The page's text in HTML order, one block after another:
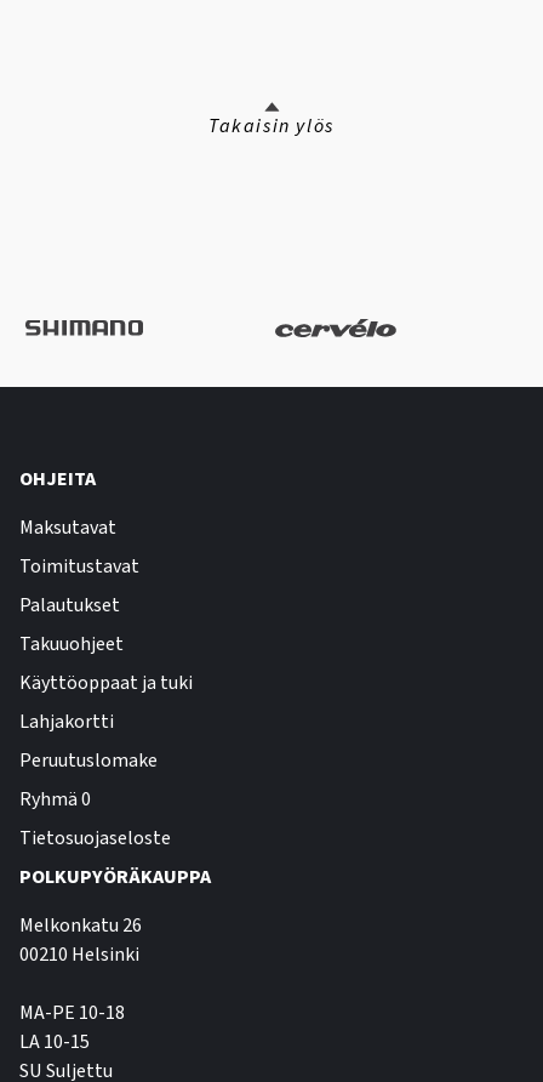
Takaisin ylös
OHJEITA
Maksutavat
Toimitustavat
Palautukset
Takuuohjeet
Käyttöoppaat ja tuki
Lahjakortti
Peruutuslomake
Ryhmä 0
Tietosuojaseloste
POLKUPYÖRÄKAUPPA
Melkonkatu 26
00210 Helsinki
MA-PE 10-18
LA 10-15
SU Suljettu